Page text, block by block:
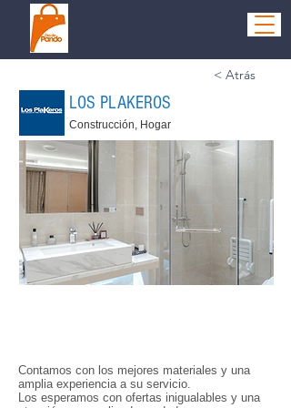
< Atrás
LOS PLAKEROS
Construcción, Hogar
Contamos con los mejores materiales y una
amplia experiencia a su servicio.
Los esperamos con ofertas inigualables y una